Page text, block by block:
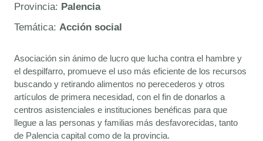
Provincia: Palencia
Temática: Acción social
Asociación sin ánimo de lucro que lucha contra el hambre y
el despilfarro, promueve el uso más eficiente de los recursos
buscando y retirando alimentos no perecederos y otros
artículos de primera necesidad, con el fin de donarlos a
centros asistenciales e instituciones benéficas para que
llegue a las personas y familias más desfavorecidas, tanto
de Palencia capital como de la provincia.